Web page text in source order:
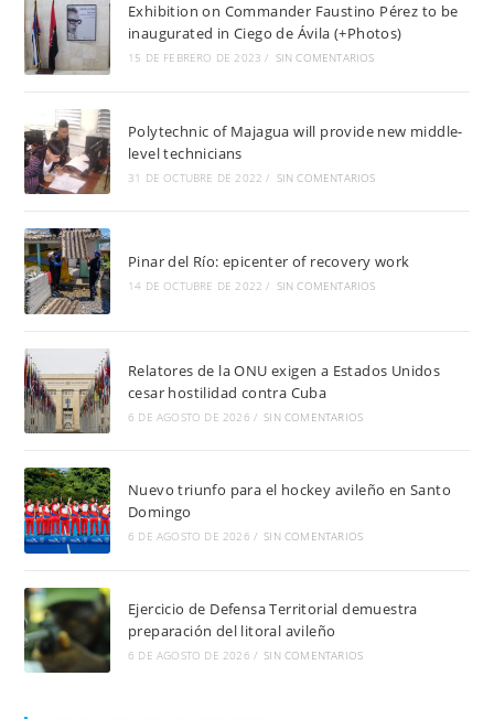
Exhibition on Commander Faustino Pérez to be
inaugurated in Ciego de Ávila (+Photos)
15 DE FEBRERO DE 2023 / SIN COMENTARIOS
Polytechnic of Majagua will provide new middle-
level technicians
31 DE OCTUBRE DE 2022 / SIN COMENTARIOS
Pinar del Río: epicenter of recovery work
14 DE OCTUBRE DE 2022 / SIN COMENTARIOS
Relatores de la ONU exigen a Estados Unidos
cesar hostilidad contra Cuba
6 DE AGOSTO DE 2026 / SIN COMENTARIOS
Nuevo triunfo para el hockey avileño en Santo
Domingo
6 DE AGOSTO DE 2026 / SIN COMENTARIOS
Ejercicio de Defensa Territorial demuestra
preparación del litoral avileño
6 DE AGOSTO DE 2026 / SIN COMENTARIOS